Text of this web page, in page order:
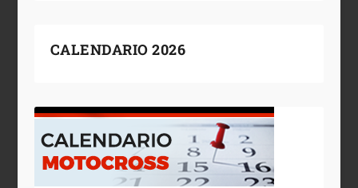
CALENDARIO 2026